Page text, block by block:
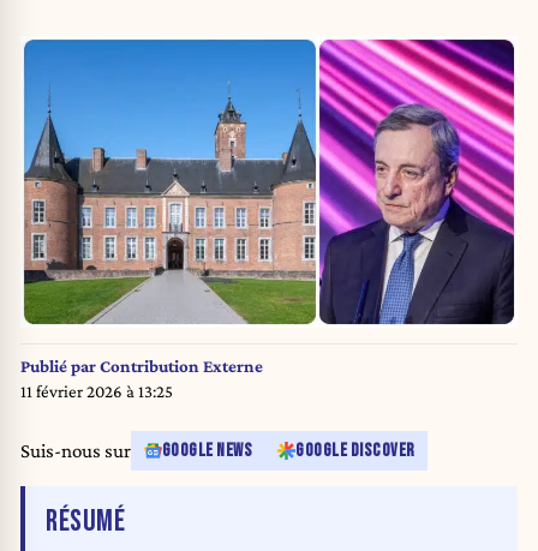
Publié parContribution Externe
11 février 2026 à 13:25
Suis-nous sur GOOGLE NEWS GOOGLE DISCOVER
RÉSUMÉDE L'ARTICLE